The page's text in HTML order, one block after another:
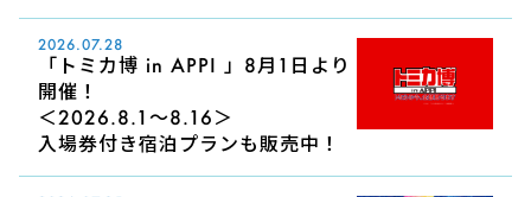
2026.07.28
「トミカ博 in APPI 」8月1日より
開催！
＜2026.8.1～8.16＞
入場券付き宿泊プランも販売中！